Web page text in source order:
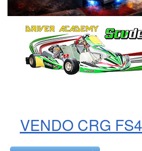
VENDO CRG